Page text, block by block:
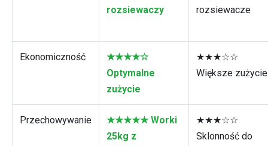
rozsiewaczy
rozsiewacze
Ekonomiczność
★★★★☆
Optymalne
zużycie
★★★☆☆
Większe zużycie
Przechowywanie
★★★★★ Worki
25kg z
★★★☆☆
Sklonność do